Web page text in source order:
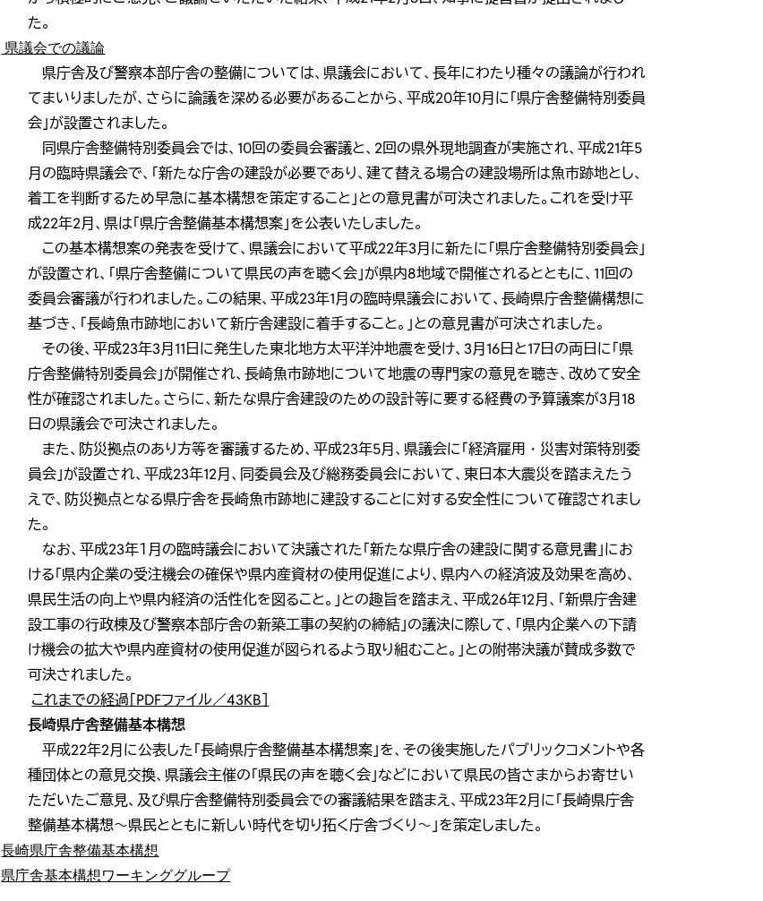
た。
県議会での議論
県庁舎及び警察本部庁舎の整備については、県議会において、長年にわたり種々の議論が行われ
てまいりましたが、さらに論議を深める必要があることから、平成20年10月に「県庁舎整備特別委員
会」が設置されました。
同県庁舎整備特別委員会では、10回の委員会審議と、2回の県外現地調査が実施され、平成21年5
月の臨時県議会で、「新たな庁舎の建設が必要であり、建て替える場合の建設場所は魚市跡地とし、
着工を判断するため早急に基本構想を策定すること」との意見書が可決されました。これを受け平
成22年2月、県は「県庁舎整備基本構想案」を公表いたしました。
この基本構想案の発表を受けて、県議会において平成22年3月に新たに「県庁舎整備特別委員会」
が設置され、「県庁舎整備について県民の声を聴く会」が県内8地域で開催されるとともに、11回の
委員会審議が行われました。この結果、平成23年1月の臨時県議会において、長崎県庁舎整備構想に
基づき、「長崎魚市跡地において新庁舎建設に着手すること。」との意見書が可決されました。
その後、平成23年3月11日に発生した東北地方太平洋沖地震を受け、3月16日と17日の両日に「県
庁舎整備特別委員会」が開催され、長崎魚市跡地について地震の専門家の意見を聴き、改めて安全
性が確認されました。さらに、新たな県庁舎建設のための設計等に要する経費の予算議案が3月18
日の県議会で可決されました。
また、防災拠点のあり方等を審議するため、平成23年5月、県議会に「経済雇用・災害対策特別委
員会」が設置され、平成23年12月、同委員会及び総務委員会において、東日本大震災を踏まえたう
えで、防災拠点となる県庁舎を長崎魚市跡地に建設することに対する安全性について確認されまし
た。
なお、平成23年１月の臨時議会において決議された「新たな県庁舎の建設に関する意見書」にお
ける「県内企業の受注機会の確保や県内産資材の使用促進により、県内への経済波及効果を高め、
県民生活の向上や県内経済の活性化を図ること。」との趣旨を踏まえ、平成26年12月、「新県庁舎建
設工事の行政棟及び警察本部庁舎の新築工事の契約の締結」の議決に際して、「県内企業への下請
け機会の拡大や県内産資材の使用促進が図られるよう取り組むこと。」との附帯決議が賛成多数で
可決されました。
これまでの経過［PDFファイル／43KB］
長崎県庁舎整備基本構想
平成22年2月に公表した「長崎県庁舎整備基本構想案」を、その後実施したパブリックコメントや各
種団体との意見交換、県議会主催の「県民の声を聴く会」などにおいて県民の皆さまからお寄せい
ただいたご意見、及び県庁舎整備特別委員会での審議結果を踏まえ、平成23年2月に「長崎県庁舎
整備基本構想～県民とともに新しい時代を切り拓く庁舎づくり～」を策定しました。
長崎県庁舎整備基本構想
県庁舎基本構想ワーキンググループ